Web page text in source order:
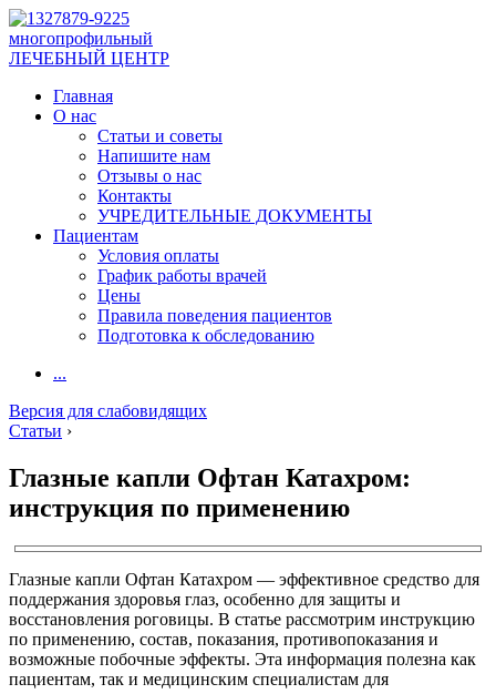
многопрофильный
ЛЕЧЕБНЫЙ ЦЕНТР
Главная
О нас
Статьи и советы
Напишите нам
Отзывы о нас
Контакты
УЧРЕДИТЕЛЬНЫЕ ДОКУМЕНТЫ
Пациентам
Условия оплаты
График работы врачей
Цены
Правила поведения пациентов
Подготовка к обследованию
...
Версия для слабовидящих
Статьи ›
Глазные капли Офтан Катахром:
инструкция по применению
Глазные капли Офтан Катахром — эффективное средство для
поддержания здоровья глаз, особенно для защиты и
восстановления роговицы. В статье рассмотрим инструкцию
по применению, состав, показания, противопоказания и
возможные побочные эффекты. Эта информация полезна как
пациентам, так и медицинским специалистам для